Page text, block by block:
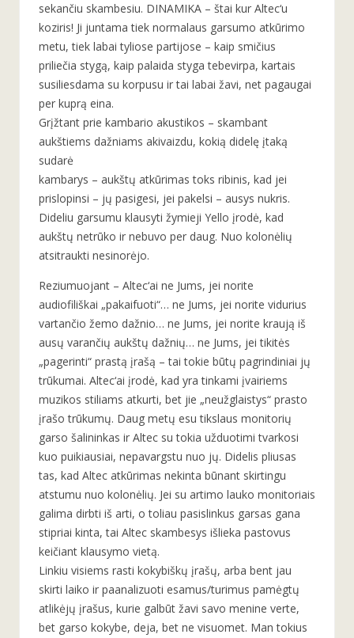
sekančiu skambesiu. DINAMIKA – štai kur Altec‘u
koziris! Ji juntama tiek normalaus garsumo atkūrimo
metu, tiek labai tyliose partijose – kaip smičius
priliečia stygą, kaip palaida styga tebevirpa, kartais
susiliesdama su korpusu ir tai labai žavi, net pagaugai
per kuprą eina.
Grįžtant prie kambario akustikos – skambant
aukštiems dažniams akivaizdu, kokią didelę įtaką
sudarė
kambarys – aukštų atkūrimas toks ribinis, kad jei
prislopinsi – jų pasigesi, jei pakelsi – ausys nukris.
Dideliu garsumu klausyti žymieji Yello įrodė, kad
aukštų netrūko ir nebuvo per daug. Nuo kolonėlių
atsitraukti nesinorėjo.
Reziumuojant – Altec‘ai ne Jums, jei norite
audiofiliškai „pakaifuoti“… ne Jums, jei norite vidurius
vartančio žemo dažnio… ne Jums, jei norite kraują iš
ausų varančių aukštų dažnių… ne Jums, jei tikitės
„pagerinti“ prastą įrašą – tai tokie būtų pagrindiniai jų
trūkumai. Altec‘ai įrodė, kad yra tinkami įvairiems
muzikos stiliams atkurti, bet jie „neužglaistys“ prasto
įrašo trūkumų. Daug metų esu tikslaus monitorių
garso šalininkas ir Altec su tokia užduotimi tvarkosi
kuo puikiausiai, nepavargstu nuo jų. Didelis pliusas
tas, kad Altec atkūrimas nekinta būnant skirtingu
atstumu nuo kolonėlių. Jei su artimo lauko monitoriais
galima dirbti iš arti, o toliau pasislinkus garsas gana
stipriai kinta, tai Altec skambesys išlieka pastovus
keičiant klausymo vietą.
Linkiu visiems rasti kokybiškų įrašų, arba bent jau
skirti laiko ir paanalizuoti esamus/turimus pamėgtų
atlikėjų įrašus, kurie galbūt žavi savo menine verte,
bet garso kokybe, deja, bet ne visuomet. Man tokius